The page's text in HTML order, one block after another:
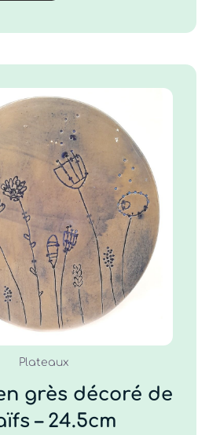
en grès
de motifs
– 24.5cm
60.00€
DÉTAILS
Plateaux
grès décoré de
– 24.5cm